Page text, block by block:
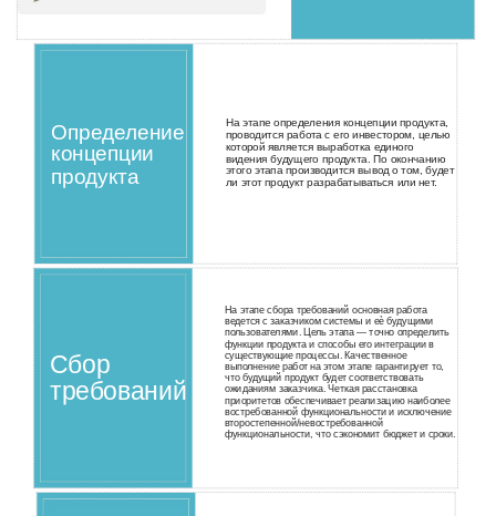
Определение
концепции
продукта
На этапе определения концепции продукта,
проводится работа с его инвестором, целью
которой является выработка единого
видения будущего продукта. По окончанию
этого этапа производится вывод о том, будет
ли этот продукт разрабатываться или нет.
Сбор
требований
На этапе сбора требований основная работа
ведется с заказчиком системы и еѐ будущими
пользователями. Цель этапа — точно определить
функции продукта и способы его интеграции в
существующие процессы. Качественное
выполнение работ на этом этапе гарантирует то,
что будущий продукт будет соответствовать
ожиданиям заказчика. Четкая расстановка
приоритетов обеспечивает реализацию наиболее
востребованной функциональности и исключение
второстепенной/невостребованной
функциональности, что сэкономит бюджет и сроки.